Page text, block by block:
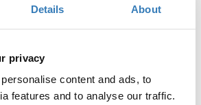
Details About
privacy
content and ads, to
features and to analyse our traffic.
περίοδος εγγραφών έχει λήξει.